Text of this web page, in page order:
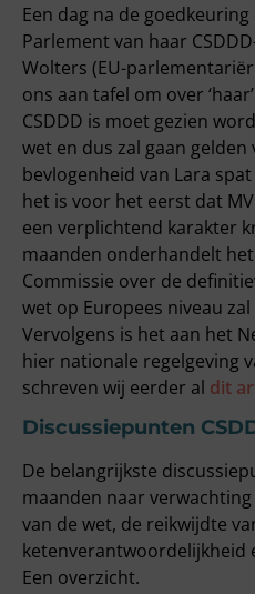
Een dag na de
Parlement van haar
Wolters (EU-
ons aan tafel om over
CSDDD is moet gezien
wet en dus zal gaan
bevlogenheid van Lara
het is voor het eerst dat
een verplichtend karakter
maanden onderhandelt
Commissie over de
wet op Europees niveau
Vervolgens is het aan het
hier nationale regelgeving
schreven wij eerder al dit
Discussiepunten
De belangrijkste
maanden naar
van de wet, de reikwijdte
ketenverantwoordelijkheid
Een overzicht.